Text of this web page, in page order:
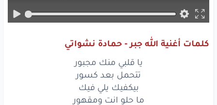
بيكفيكيليفيك
ما
معو
ما يفكر إنيبمنعو
قلبيمنالحامض
كلمات أغنية الله جبر - حمادة نشواتي
يا قلبي منك مجبور
تتحمل بعد كسور
بيكفيك يلي فيك
ما حلو انت ومقهور